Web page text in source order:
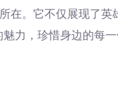
在。它不仅展现了英
力，珍惜身边的每